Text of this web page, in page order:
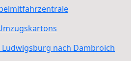
nach Dambroich